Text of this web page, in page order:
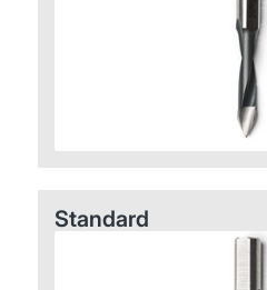
Standard